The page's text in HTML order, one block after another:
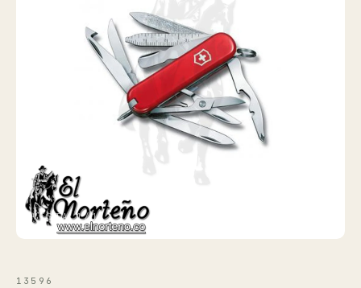
Contáctanos
VISTA 1/1
13596